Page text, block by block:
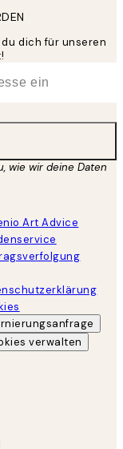
dich für unseren
wie wir deine Daten
Art Advice
verwalten